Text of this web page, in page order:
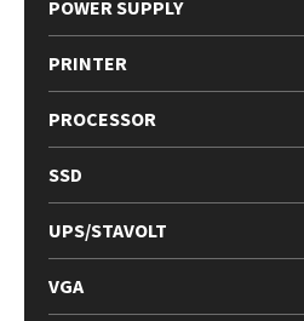
POWER SUPPLY
PRINTER
PROCESSOR
SSD
UPS/STAVOLT
VGA